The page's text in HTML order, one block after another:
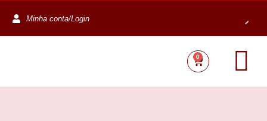
Minha conta/Login
0